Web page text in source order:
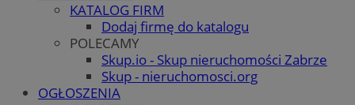
KATALOG FIRM
Dodaj firmę do katalogu
POLECAMY
Skup.io - Skup nieruchomości Zabrze
Skup - nieruchomosci.org
OGŁOSZENIA